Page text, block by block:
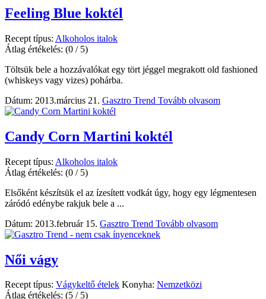
Feeling Blue koktél
Recept típus: Alkoholos italok
Átlag értékelés: (0 / 5)
Töltsük bele a hozzávalókat egy tört jéggel megrakott old fashioned
(whiskeys vagy vizes) pohárba.
Dátum: 2013.március 21. Gasztro Trend Tovább olvasom
Candy Corn Martini koktél
Recept típus: Alkoholos italok
Átlag értékelés: (0 / 5)
Elsőként készítsük el az ízesített vodkát úgy, hogy egy légmentesen
záródó edénybe rakjuk bele a ...
Dátum: 2013.február 15. Gasztro Trend Tovább olvasom
Női vágy
Recept típus: Vágykeltő ételek Konyha: Nemzetközi
Átlag értékelés: (5 / 5)